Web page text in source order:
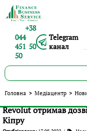
+38
044
451 50
50
Telegram
канал
Головна > Медіацентр >
Останні новини
Revolut отримав
Кіпру